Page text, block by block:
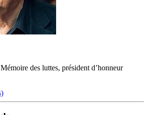
des luttes, président d’honneur